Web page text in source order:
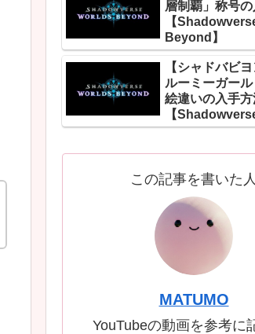
層制覇」称号
【
Beyond】
【シャドバビ
ルーミーガール
絵違いの入手方
【
Beyond】
この記事を書いた人
MATUMO
YouTubeの動画を参考に